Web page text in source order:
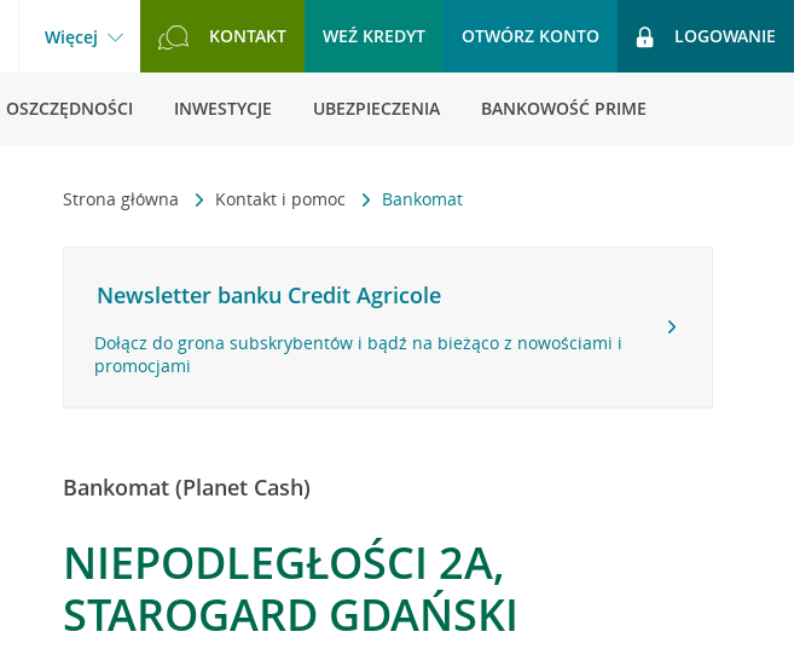
Więcej KONTAKT WEŹ KREDYT OTWÓRZ KONTO LOGOWANIE
OSZCZĘDNOŚCI INWESTYCJE UBEZPIECZENIA BANKOWOŚĆ PRIME
Strona główna Kontakt i pomoc Bankomat
Newsletter banku Credit Agricole
Dołącz do grona subskrybentów i bądź na bieżąco z nowościami i
promocjami
Bankomat (Planet Cash)
NIEPODLEGŁOŚCI 2A,
STAROGARD GDAŃSKI